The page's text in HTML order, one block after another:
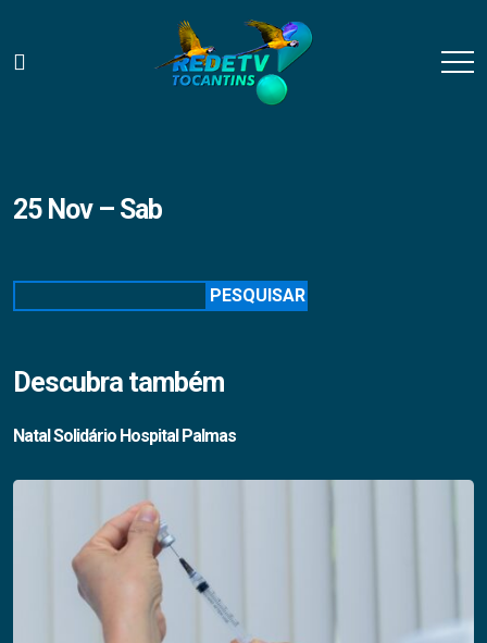
25 Nov – Sab
PESQUISAR
Descubra também
Natal Solidário Hospital Palmas